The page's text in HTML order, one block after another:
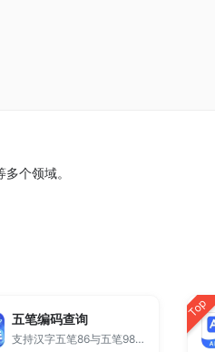
个领域。
五笔编码查询
支持汉字五笔86与五笔98输入法编码查询。
Top